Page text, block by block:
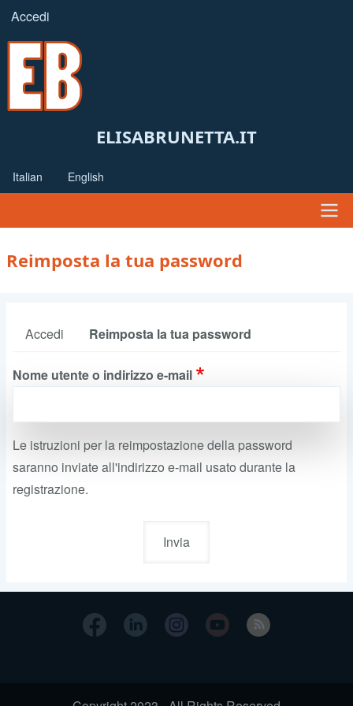
Salta
contenuto
Menu
profilo
utente
Accedi
ELISABRUNETTA.IT
Italian English
Navigazione
principale
Reimposta la tua password
Schede
primarie
Accedi Reimposta la tua password
Nome utente o indirizzo e-mail
Le istruzioni per la reimpostazione della password
saranno inviate all'indirizzo e-mail usato durante la
registrazione.